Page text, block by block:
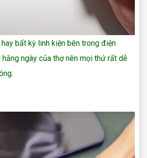
bất kỳ linh kiện bên trong điện
ngày của thợ nên mọi thứ rất dễ